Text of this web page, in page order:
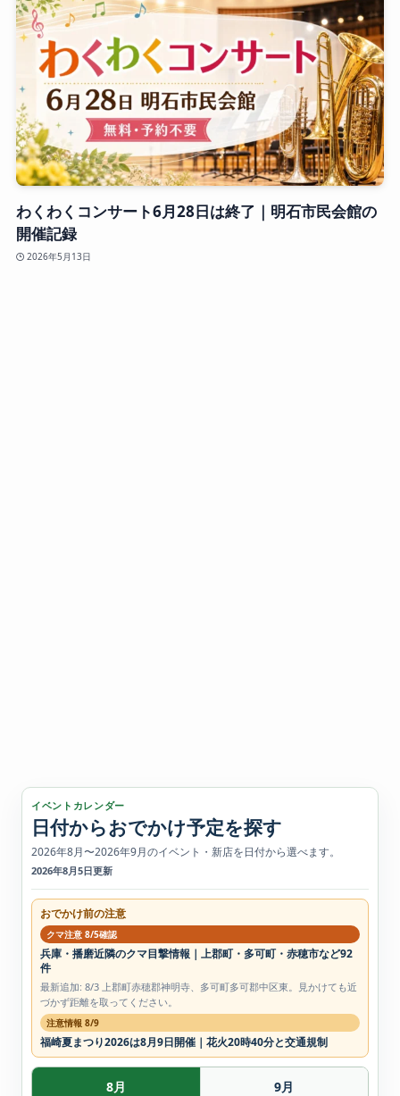
わくわくコンサート6月28日は終了｜明石市民会館の
開催記録
2026年5月13日
イベントカレンダー
日付からおでかけ予定を探す
2026年8月〜2026年9月のイベント・新店を日付から選べます。
2026年8月5日更新
おでかけ前の注意
クマ注意 8/5確認
兵庫・播磨近隣のクマ目撃情報｜上郡町・多可町・赤穂市など92
件
最新追加: 8/3 上郡町赤穂郡神明寺、多可町多可郡中区東。見かけても近
づかず距離を取ってください。
注意情報 8/9
福崎夏まつり2026は8月9日開催｜花火20時40分と交通規制
8月 9月